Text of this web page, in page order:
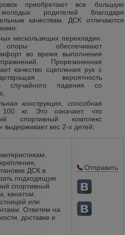
приобретают все большую
родителей благодаря
качествам. ДСК отличаются
нескользящих перекладин.
обеспечивают
во время выполнения
Прорезиненная
качество сцепления рук с
вероятность
случайного падения со
конструкция, способная
кг. Это означает, что
спортивный комплекс
выдерживает вес 2-х детей;
ДСК в
подходящую
спортивный
канатом,
или
Ответим на
доставке и
Отправить